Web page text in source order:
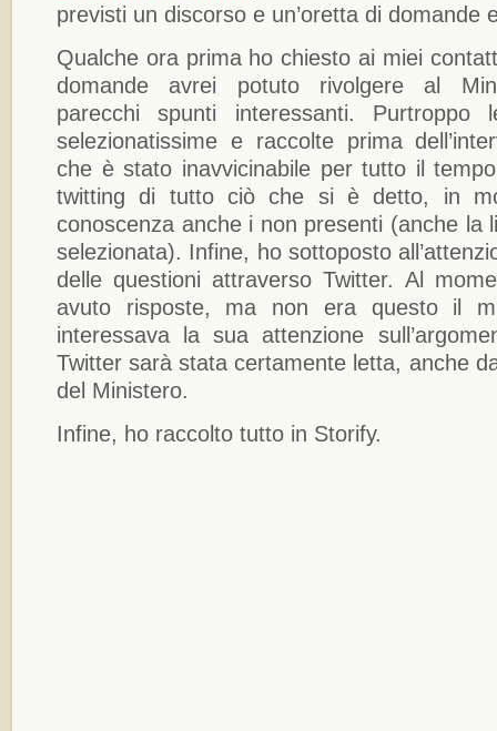
previsti un discorso e un’oretta di domande
Qualche ora prima ho chiesto ai miei
domande avrei potuto rivolgere al
parecchi spunti interessanti. Purtroppo
selezionatissime e raccolte prima
che è stato inavvicinabile per tutto il
twitting di tutto ciò che si è detto, in
conoscenza anche i non presenti (anche la
selezionata). Infine, ho sottoposto
delle questioni attraverso Twitter. Al
avuto risposte, ma non era questo il
interessava la sua attenzione
Twitter sarà stata certamente letta, anche
del Ministero.
Infine, ho raccolto tutto in Storify.